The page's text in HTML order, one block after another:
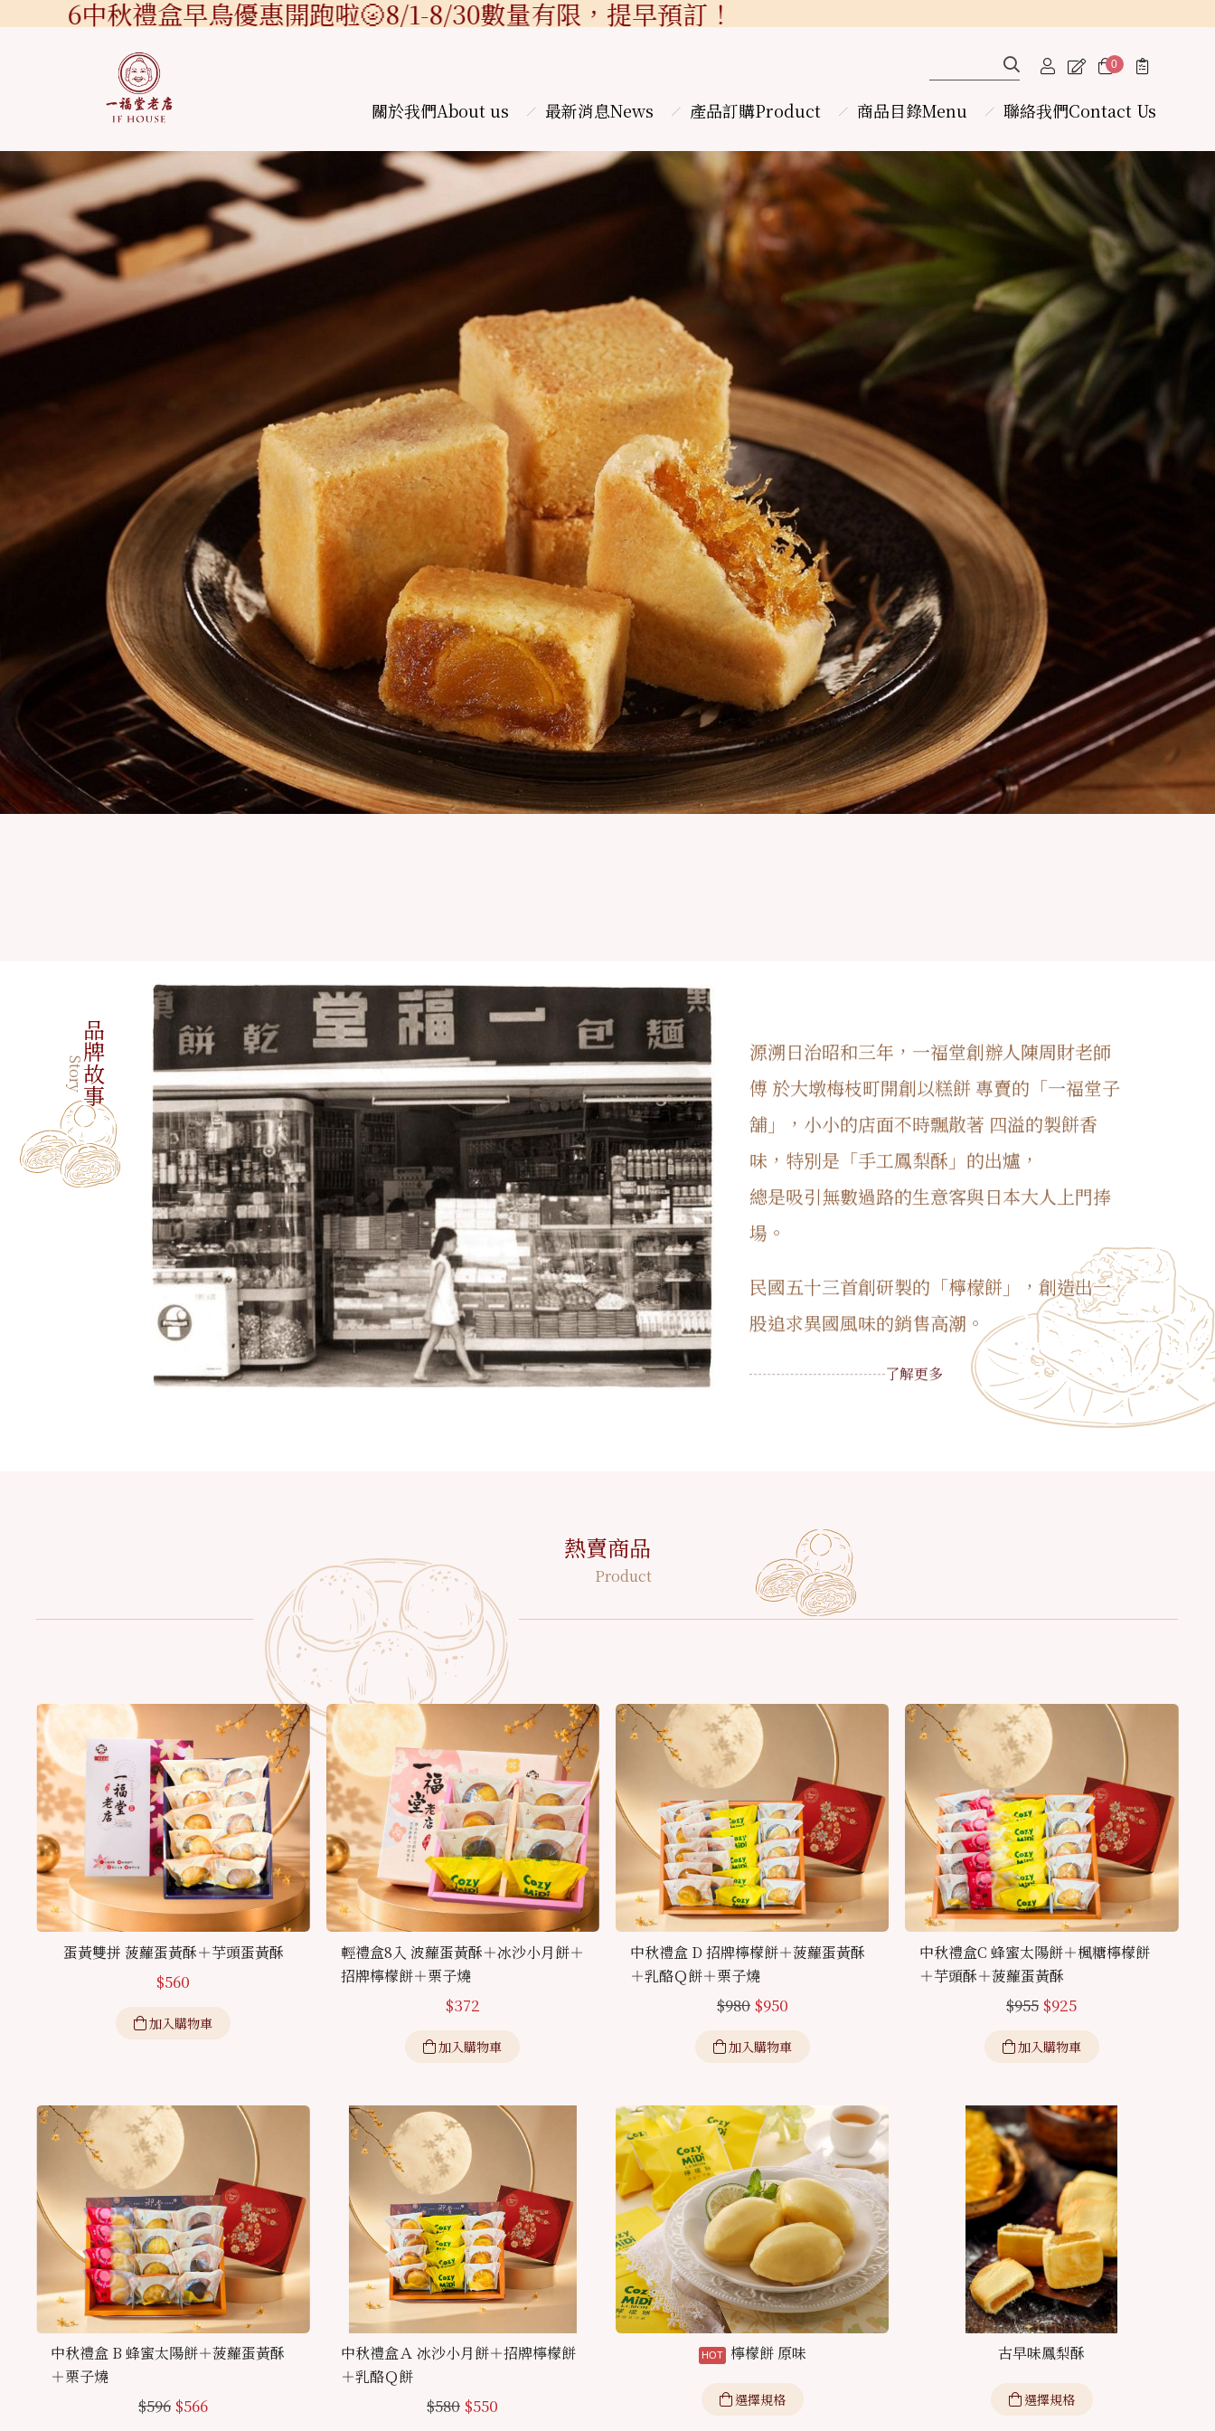
中秋禮盒早鳥優惠開跑啦🌝8/1-8/30數量有限，提早預訂！
0
關於我們About us 最新消息News 產品訂購Product 商品目錄Menu 聯絡我們Contact Us
品牌故事
Story
源溯日治昭和三年，一福堂創辦人陳周財老師
傅 於大墩梅枝町開創以糕餅 專賣的「一福堂子
舖」，小小的店面不時飄散著 四溢的製餅香
味，特別是「手工鳳梨酥」的出爐，
總是吸引無數過路的生意客與日本大人上門捧
場。
民國五十三首創研製的「檸檬餅」，創造出一
股追求異國風味的銷售高潮。
了解更多
熱賣商品
Product
蛋黃雙拼 菠蘿蛋黃酥＋芋頭蛋黃酥
$560
加入購物車
輕禮盒8入 波蘿蛋黃酥＋冰沙小月餅＋
招牌檸檬餅＋栗子燒
$372
加入購物車
中秋禮盒 D 招牌檸檬餅＋菠蘿蛋黃酥
＋乳酪Ｑ餅＋栗子燒
$980 $950
加入購物車
中秋禮盒C 蜂蜜太陽餅＋楓糖檸檬餅
＋芋頭酥＋菠蘿蛋黃酥
$955 $925
加入購物車
中秋禮盒 B 蜂蜜太陽餅＋菠蘿蛋黃酥
＋栗子燒
$596 $566
中秋禮盒Ａ 冰沙小月餅＋招牌檸檬餅
＋乳酪Ｑ餅
$580 $550
檸檬餅 原味
選擇規格
古早味鳳梨酥
選擇規格